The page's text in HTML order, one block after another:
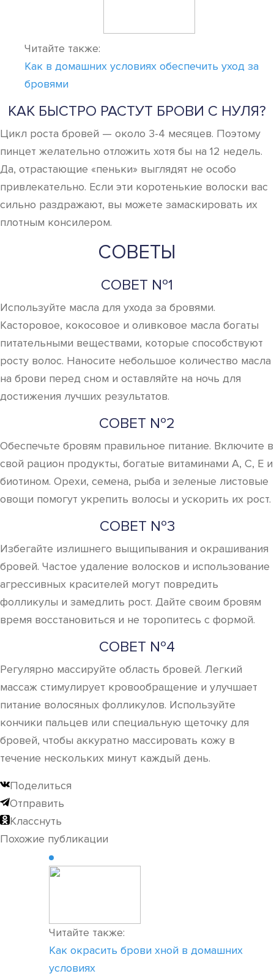
Читайте также:
Как в домашних условиях обеспечить уход за
бровями
КАК БЫСТРО РАСТУТ БРОВИ С НУЛЯ?
Цикл роста бровей — около 3-4 месяцев. Поэтому
пинцет желательно отложить хотя бы на 12 недель.
Да, отрастающие «пеньки» выглядят не особо
привлекательно. Если эти коротенькие волоски вас
сильно раздражают, вы можете замаскировать их
плотным консилером.
СОВЕТЫ
СОВЕТ №1
Используйте масла для ухода за бровями.
Касторовое, кокосовое и оливковое масла богаты
питательными веществами, которые способствуют
росту волос. Наносите небольшое количество масла
на брови перед сном и оставляйте на ночь для
достижения лучших результатов.
СОВЕТ №2
Обеспечьте бровям правильное питание. Включите в
свой рацион продукты, богатые витаминами A, C, E и
биотином. Орехи, семена, рыба и зеленые листовые
овощи помогут укрепить волосы и ускорить их рост.
СОВЕТ №3
Избегайте излишнего выщипывания и окрашивания
бровей. Частое удаление волосков и использование
агрессивных красителей могут повредить
фолликулы и замедлить рост. Дайте своим бровям
время восстановиться и не торопитесь с формой.
СОВЕТ №4
Регулярно массируйте область бровей. Легкий
массаж стимулирует кровообращение и улучшает
питание волосяных фолликулов. Используйте
кончики пальцев или специальную щеточку для
бровей, чтобы аккуратно массировать кожу в
течение нескольких минут каждый день.
Поделиться
Отправить
Класснуть
Похожие публикации
Читайте также:
Как окрасить брови хной в домашних
условиях